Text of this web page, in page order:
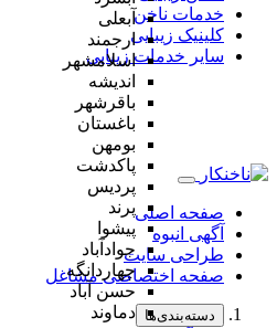
خدمات ناخن
کلینیک زیبایی
سایر خدمات زیبایی
آبعلی
ارجمند
اسلامشهر
اندیشه
باقرشهر
باغستان
بومهن
پاکدشت
پردیس
پرند
پیشوا
جوادآباد
چهاردانگه
حسن آباد
دماوند
صفحه اصلی
آگهی انبوه
طراحی سایت
صفحه اختصاصی مشاغل
دسته‌بندی‌ها